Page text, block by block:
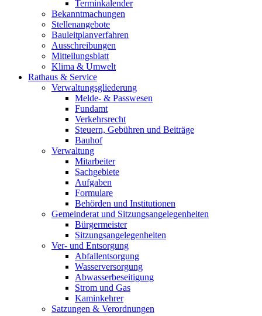
Terminkalender
Bekanntmachungen
Stellenangebote
Bauleitplanverfahren
Ausschreibungen
Mitteilungsblatt
Klima & Umwelt
Rathaus & Service
Verwaltungsgliederung
Melde- & Passwesen
Fundamt
Verkehrsrecht
Steuern, Gebühren und Beiträge
Bauhof
Verwaltung
Mitarbeiter
Sachgebiete
Aufgaben
Formulare
Behörden und Institutionen
Gemeinderat und Sitzungsangelegenheiten
Bürgermeister
Sitzungsangelegenheiten
Ver- und Entsorgung
Abfallentsorgung
Wasserversorgung
Abwasserbeseitigung
Strom und Gas
Kaminkehrer
Satzungen & Verordnungen